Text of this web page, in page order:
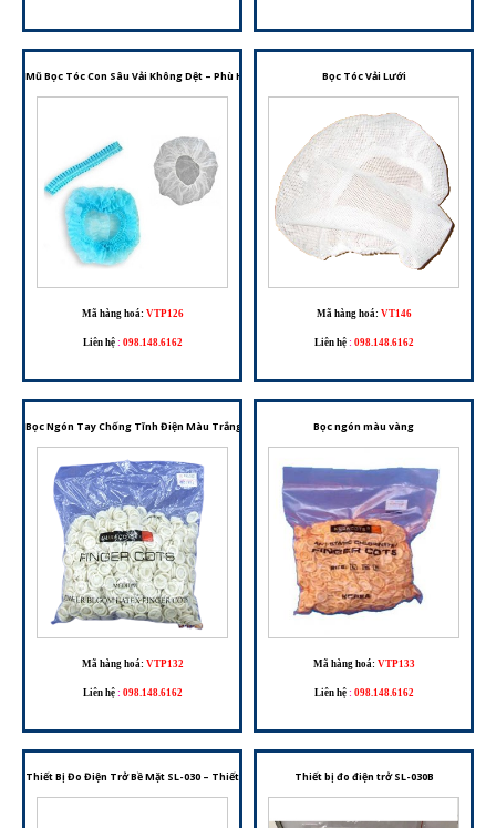
Mũ Bọc Tóc Con Sâu Vải Không Dệt – Phù Hợp Cho Phòng Sạch, Y Tế Và Chế Biến Thực Phẩm
Mã hàng hoá: VTP126
Liên hệ : 098.148.6162
Bọc Tóc Vải Lưới
Mã hàng hoá: VT146
Liên hệ : 098.148.6162
Bọc Ngón Tay Chống Tĩnh Điện Màu Trắng – Chất Liệu Nitrile, An Toàn Cho Phòng Sạch Và
Mã hàng hoá: VTP132
Liên hệ : 098.148.6162
Bọc ngón màu vàng
Mã hàng hoá: VTP133
Liên hệ : 098.148.6162
Thiết Bị Đo Điện Trở Bề Mặt SL-030 – Thiết Bị Kiểm Tra Điện Trở Bề Mặt Phục Vụ Kiểm Soát
Thiết bị đo điện trở SL-030B